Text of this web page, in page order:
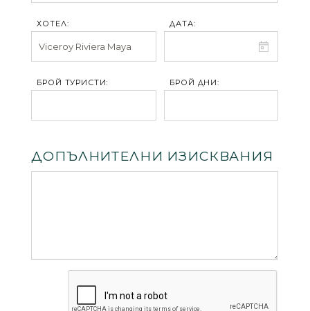
ХОТЕЛ: ДАТА:
БРОЙ ТУРИСТИ: БРОЙ ДНИ:
ДОПЪЛНИТЕЛНИ ИЗИСКВАНИЯ